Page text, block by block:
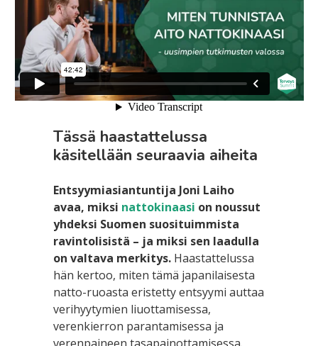
Tässä haastattelussa
käsitellään seuraavia aiheita
Entsyymiasiantuntija Joni Laiho
avaa, miksi nattokinaasi on noussut
yhdeksi Suomen suosituimmista
ravintolisistä – ja miksi sen laadulla
on valtava merkitys.Haastattelussa
hän kertoo, miten tämä japanilaisesta
natto-ruoasta eristetty entsyymi auttaa
verihyytymien liuottamisessa,
verenkierron parantamisessa ja